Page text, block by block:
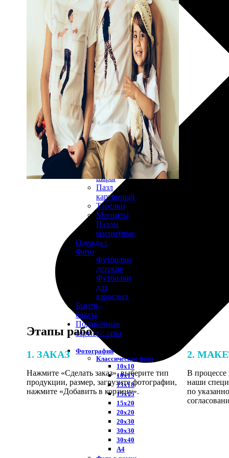
30х40
20х45
30х60
30х90
40х40
40х60
50х70
Пенокартон
Модульные
картины
ФотоПостеры
ФотоПодушки
Фотоcувениры
Значки
Коврик
для
мыши
Кружки
Новогодние
шары
Пазл
картонный
Тарелки
Магниты
Пазлы
магнитные
Одежда с
Фото
Футболки
детские
Футболки
для
взрослых
Бьюти-
боксы
Подарочные
сертификаты
Фотографии
Классические фото
10х10
10х15
13х18
15х15
15х20
20х20
20х30
30х30
30х40
А4
Этапы работы
1. ЗАКАЗ
Нажмите «Сделать заказ», выберите тип
продукции, размер, загрузите фотографии,
нажмите «Добавить в корзину».
2.
В процессе
наши
по